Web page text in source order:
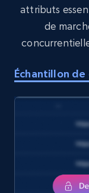
eCommerce
URL, Title
amazon,
attributs
de
Échantillon de